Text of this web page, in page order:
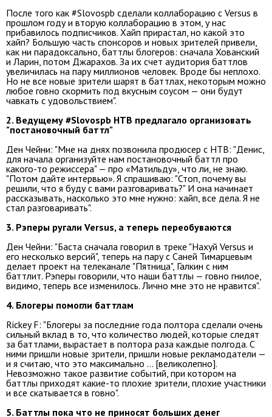
После того как #Slovospb сделали коллаборацию с Versus в
прошлом году и вторую коллаборацию в этом, у нас
прибавилось подписчиков. Хайп прирастал, но какой это
хайп? Большую часть спонсоров и новых зрителей привели,
как ни парадоксально, баттлы блогеров: сначала Хованский
и Ларин, потом Джарахов. За их счет аудитория баттлов
увеличилась на пару миллионов человек. Вроде бы неплохо.
Но не все новые зрители шарят в баттлах, некоторым можно
любое говно скормить под вкусным соусом — они будут
чавкать с удовольствием".
2. Ведущему #Slovospb НТВ предлагало организовать
"постановочный баттл"
Ден Чейни: "Мне на днях позвонила продюсер с НТВ: "Денис,
для начала организуйте нам постановочный баттл про
какого-то режиссера" — про «Матильду», что ли, не знаю.
"Потом дайте интервью». Я спрашиваю: "Стоп, почему вы
решили, что я буду с вами разговаривать?" И она начинает
рассказывать, насколько это мне нужно: хайп, все дела. Я не
стал разговаривать".
3. Рэперы ругали Versus, а теперь переобуваются
Ден Чейни: "Баста сначала говорил в треке "Нахуй Versus и
его несколько версий", теперь на пару с Саней Тимарцевым
делает проект на телеканале "Пятница", Галкин с ним
баттлит. Рэперы говорили, что наши баттлы — говно гнилое,
видимо, теперь все изменилось. Лично мне это не нравится".
4. Блогеры помогли баттлам
Rickey F: "Блогеры за последние года полтора сделали очень
сильный вклад в то, что количество людей, которые следят
за баттлами, вырастает в полтора раза каждые полгода. С
ними пришли новые зрители, пришли новые рекламодатели —
и я считаю, что это максимально … [великолепно].
Невозможно такое развитие событий, при котором на
баттлы приходят какие-то плохие зрители, плохие участники
и все скатывается в говно".
5. Баттлы пока что не приносят больших денег